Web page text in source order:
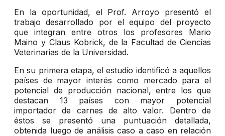
En la oportunidad, el Prof. Arroyo presentó el
trabajo desarrollado por el equipo del proyecto
que integran entre otros los profesores Mario
Maino y Claus Kobrick, de la Facultad de Ciencias
Veterinarias de la Universidad.
En su primera etapa, el estudio identificó a aquellos
países de mayor interés como mercado para el
potencial de producción nacional, entre los que
destacan 13 países con mayor potencial
importador de carnes de alto valor. Dentro de
éstos se presentó una puntuación detallada,
obtenida luego de análisis caso a caso en relación